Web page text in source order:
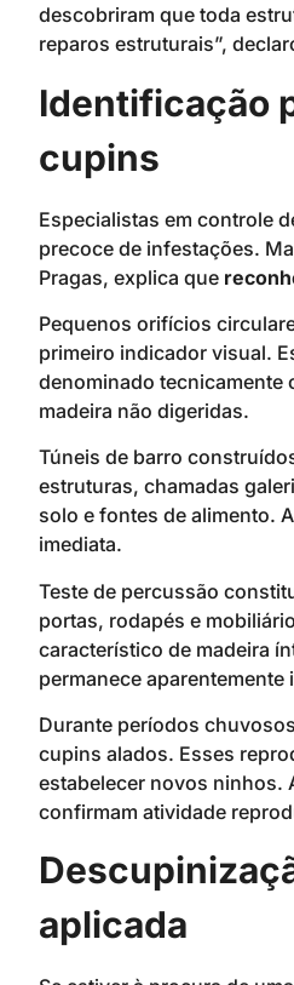
descobriram que toda
reparos estruturais”,
Identificação
cupins
Especialistas em controle
precoce de infestações.
Pragas, explica que
Pequenos orifícios
primeiro indicador visual.
denominado tecnicamente
madeira não digeridas.
Túneis de barro
estruturas, chamadas
solo e fontes de alimento.
imediata.
Teste de percussão
portas, rodapés e
característico de madeira
permanece aparentemente
Durante períodos
cupins alados. Esses
estabelecer novos ninhos.
confirmam atividade
aplicada